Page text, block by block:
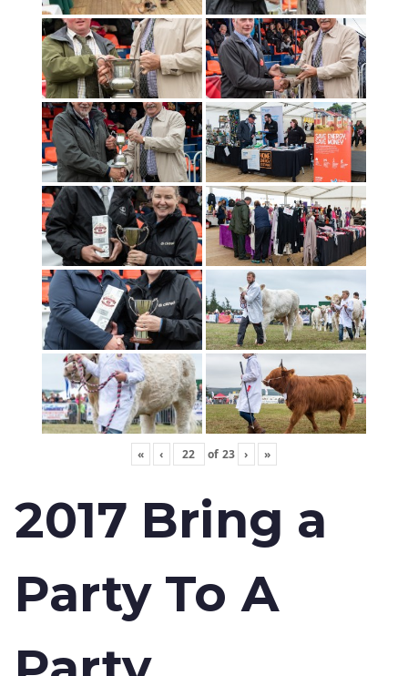
« ‹ of 23 › »
2017 Bring a
Party To A